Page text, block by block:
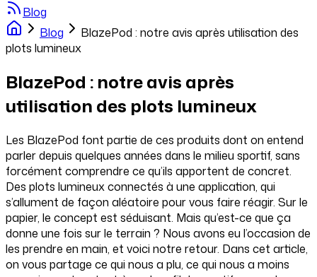
Blog
Blog
BlazePod : notre avis après utilisation des
plots lumineux
BlazePod : notre avis après
utilisation des plots lumineux
Les BlazePod font partie de ces produits dont on entend
parler depuis quelques années dans le milieu sportif, sans
forcément comprendre ce qu’ils apportent de concret.
Des plots lumineux connectés à une application, qui
s’allument de façon aléatoire pour vous faire réagir. Sur le
papier, le concept est séduisant. Mais qu’est-ce que ça
donne une fois sur le terrain ? Nous avons eu l’occasion de
les prendre en main, et voici notre retour. Dans cet article,
on vous partage ce qui nous a plu, ce qui nous a moins